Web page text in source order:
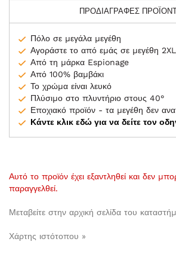
ΠΡΟΔΙΑΓΡΑΦΕΣ
Πόλο σε μεγάλα μεγέθη
Αγοράστε το από εμάς σε μεγέθη
Από τη μάρκα Espionage
Από 100% βαμβάκι
Το χρώμα είναι λευκό
Πλύσιμο στο πλυντήριο στους 40°
Εποχιακό προϊόν - τα μεγέθη δεν
Κάντε κλικ εδώ για να δείτε τον
Αυτό το προϊόν έχει εξαντληθεί και δεν
παραγγελθεί.
Μεταβείτε στην αρχική σελίδα του
Χάρτης ιστότοπου »